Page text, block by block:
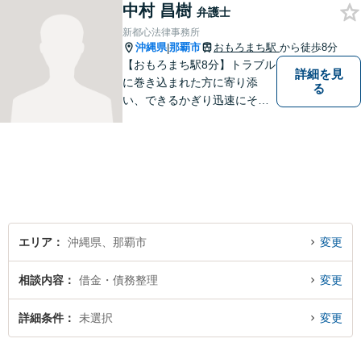
尽力します！皆様のご希望を
丁寧にお聞きします。【牧志
駅・安里駅から徒歩圏】
中村 昌樹 弁護士
新都心法律事務所
沖縄県|那覇市 おもろまち駅 から徒歩8分
【おもろまち駅8分】トラブル
に巻き込まれた方に寄り添
い、できるかぎり迅速にそし
下さい。
詳細を見
る
エリア 沖縄県、那覇市 変更
相談内容 借金・債務整理 変更
詳細条件 未選択 変更